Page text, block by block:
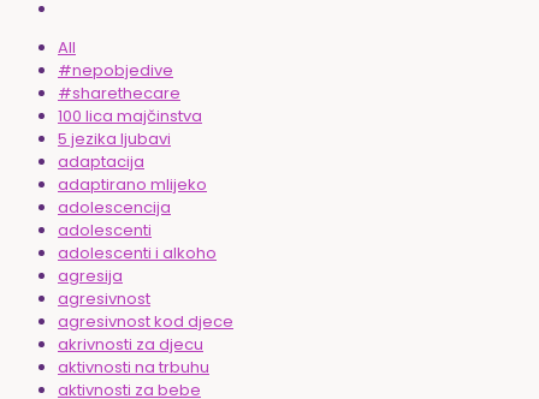
All
#nepobjedive
#sharethecare
100 lica majčinstva
5 jezika ljubavi
adaptacija
adaptirano mlijeko
adolescencija
adolescenti
adolescenti i alkoho
agresija
agresivnost
agresivnost kod djece
akrivnosti za djecu
aktivnosti na trbuhu
aktivnosti za bebe